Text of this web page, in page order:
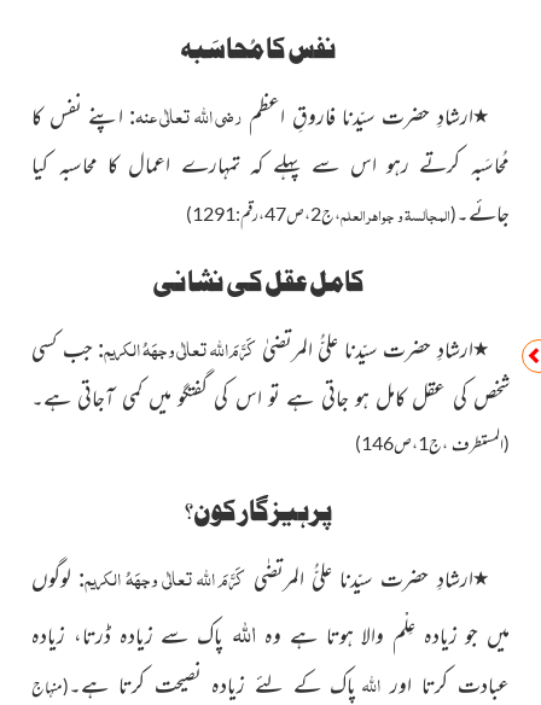
نفس کا مُحاسَبہ
٭ارشادِ حضرت سیّدنا فاروقِ اعظم رضی اللہ تعالٰی عنہ: اپنے نفس کا
مُحاسَبہ کرتے رہو اس سے پہلے کہ تمہارے اعمال کا محاسبہ کیا
جائے۔(المجالسۃ وجواھر العلم،ج2،ص47،رقم:1291)
کامل عقل کی نشانی
٭ارشادِ حضرت سیّدنا علیُّ المرتضیٰ کَرَّمَ اللہ تعالٰی وجہَہُ الکریم: جب کسی
شخص کی عقل کامل ہو جاتی ہے تو اس کی گفتگو میں کمی آجاتی ہے۔
(المستطرف ،ج1،ص146)
پرہیزگار کون؟
٭ارشادِ حضرت سیّدنا علیُّ المرتضٰی کَرَّمَ اللہ تعالٰی وجہَہُ الکریم: لوگوں
میں جو زیادہ عِلْم والا ہوتا ہے وہ اللہ پاک سے زیادہ ڈرتا، زیادہ
عبادت کرتا اور اللہ پاک کے لئے زیادہ نصیحت کرتا ہے۔(منہاج